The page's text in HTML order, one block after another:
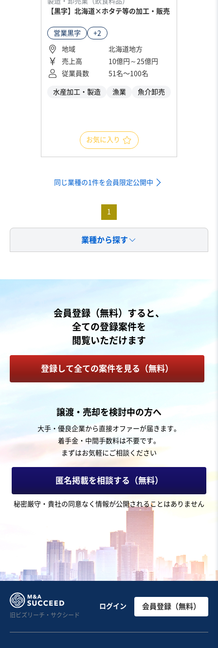
【黒字】北海道×ホタテ等の加工・販売
営業黒字 +2
地域
北海道地方
売上高
10億円～25億円
従業員数
51名〜100名
水産加工・製造 漁業 魚介卸売
お気に入り
同じ業種の1件を会員限定公開中
1
業種から探す
会員登録（無料）すると、
全ての登録案件を
閲覧いただけます
登録して全ての案件を見る（無料）
譲渡・売却を検討中の方へ
大手・優良企業から直接オファーが届きます。
着手金・中間手数料は不要です。
まずはお気軽にご相談ください
匿名掲載を相談する（無料）
秘密厳守・貴社の同意なく情報が公開されることはありません
旧ビズリーチ・サクシード
ログイン 会員登録（無料）